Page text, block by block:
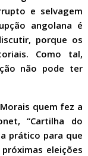
e selvagem
angolana é
porque os
Como tal,
não pode ter
quem fez a
“Cartilha do
prático para que
eleições